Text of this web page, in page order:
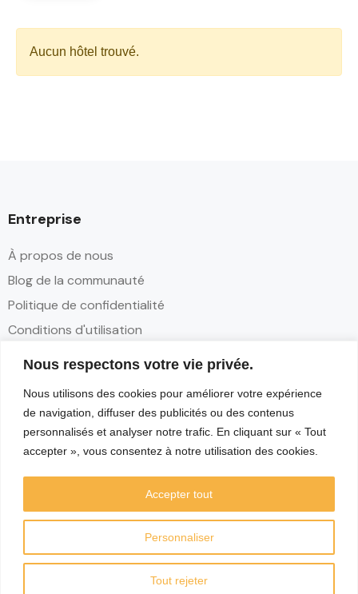
Nous respectons votre vie privée.
Nous utilisons des cookies pour améliorer votre expérience
de navigation, diffuser des publicités ou des contenus
personnalisés et analyser notre trafic. En cliquant sur « Tout
accepter », vous consentez à notre utilisation des cookies.
Personnaliser
Tout rejeter
Accepter tout
Aucun hôtel trouvé.
Map
Entreprise
À propos de nous
Blog de la communauté
Politique de confidentialité
Conditions d'utilisation
Contact
Partenariats
Contact
Réseaux sociaux